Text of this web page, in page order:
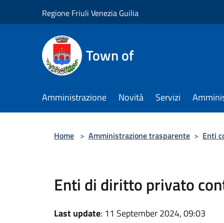
Regione Friuli Venezia Guilia
Town of
Amministrazione Novità Servizi
Home > Amministrazione trasparente > Enti
Enti di diritto privato
Last update: 11 September 2024, 09:03